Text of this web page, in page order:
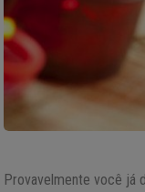
Provavelmente você já